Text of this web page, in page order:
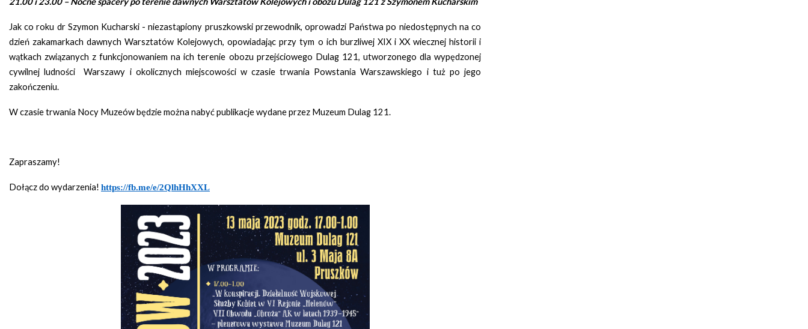
Jak co roku dr Szymon Kucharski - niezastąpiony pruszkowski przewodnik, oprowadzi Państwa po niedostępnych na co
dzień zakamarkach dawnych Warsztatów Kolejowych, opowiadając przy tym o ich burzliwej XIX i XX wiecznej historii i
wątkach związanych z funkcjonowaniem na ich terenie obozu przejściowego Dulag 121, utworzonego dla wypędzonej
cywilnej ludności Warszawy i okolicznych miejscowości w czasie trwania Powstania Warszawskiego i tuż po jego
zakończeniu.
W czasie trwania Nocy Muzeów będzie można nabyć publikacje wydane przez Muzeum Dulag 121.
Zapraszamy!
Dołącz do wydarzenia! https://fb.me/e/2QlhHhXXL